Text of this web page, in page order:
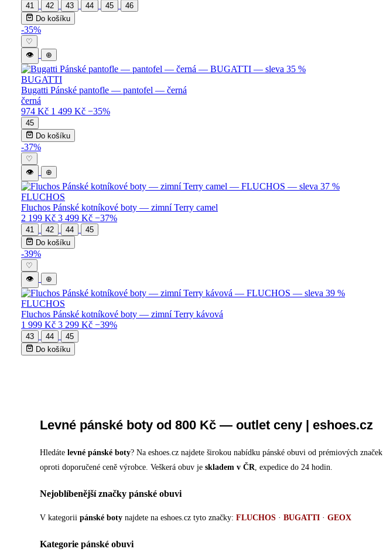
41 42 43 44 45
46
Do košíku
-35%
♡
👁
⊕
BUGATTI
Bugatti Pánské pantofle — pantofel — černá
černá
974 Kč 1 499 Kč −35%
45
Do košíku
-37%
♡
👁
⊕
FLUCHOS
Fluchos Pánské kotníkové boty — zimní Terry camel
2 199 Kč 3 499 Kč −37%
41 42 44
45
Do košíku
-39%
♡
👁
⊕
FLUCHOS
Fluchos Pánské kotníkové boty — zimní Terry kávová
1 999 Kč 3 299 Kč −39%
43 44
45
Do košíku
Levné pánské boty od 800 Kč — outlet ceny | eshoes.cz
Hledáte levné pánské boty? Na eshoes.cz najdete širokou nabídku pánské obuvi od prémiových značek
oproti doporučené ceně výrobce. Veškerá obuv je skladem v ČR , expedice do 24 hodin.
Nejoblíbenější značky pánské obuvi
V kategorii pánské boty najdete na eshoes.cz tyto značky: FLUCHOS · BUGATTI · GEOX
Kategorie pánské obuvi